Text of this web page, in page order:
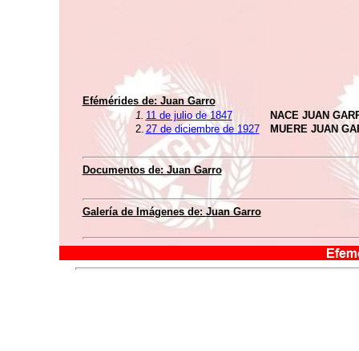
Efémérides de: Juan Garro
1. 11 de julio de 1847
NACE JUAN
2. 27 de diciembre de 1927 MUERE JUAN
Documentos de:Juan Garro
Galería de Imágenes de: Juan Garro